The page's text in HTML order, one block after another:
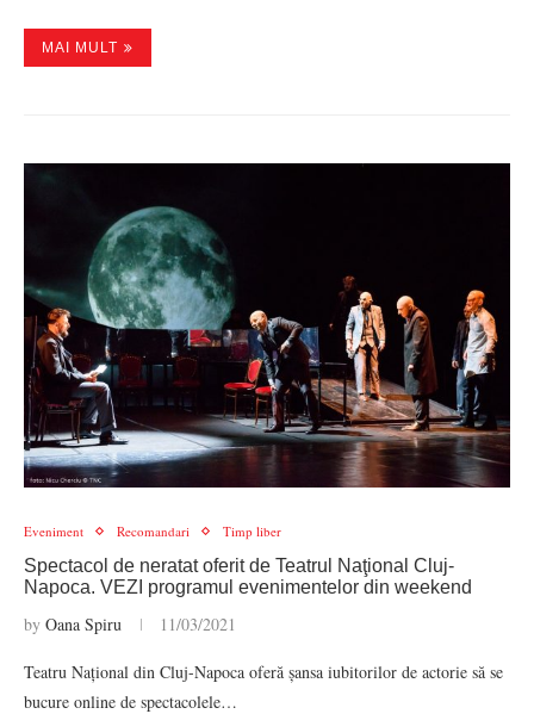
MAI MULT
Eveniment Recomandari Timp liber
Spectacol de neratat oferit de Teatrul Naţional Cluj-
Napoca. VEZI programul evenimentelor din weekend
by Oana Spiru 11/03/2021
Teatru Național din Cluj-Napoca oferă șansa iubitorilor de actorie să se
bucure online de spectacolele…